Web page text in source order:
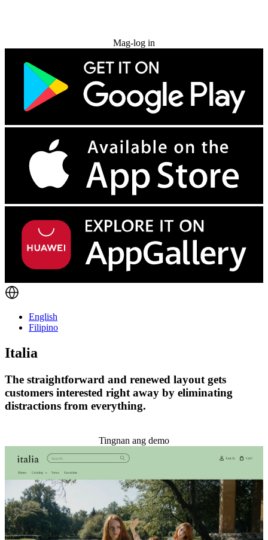
Mag-log in
English
Filipino
Italia
The straightforward and renewed layout gets
customers interested right away by eliminating
distractions from everything.
Tingnan ang demo